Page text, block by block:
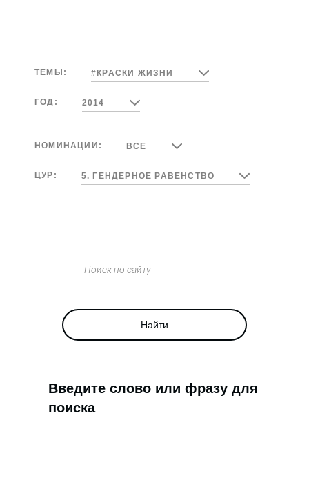
ТЕМЫ: #КРАСКИ ЖИЗНИ
ГОД: 2014
НОМИНАЦИИ: ВСЕ
ЦУР: 5. ГЕНДЕРНОЕ РАВЕНСТВО
Поиск по сайту
Найти
Введите слово или фразу для
поиска